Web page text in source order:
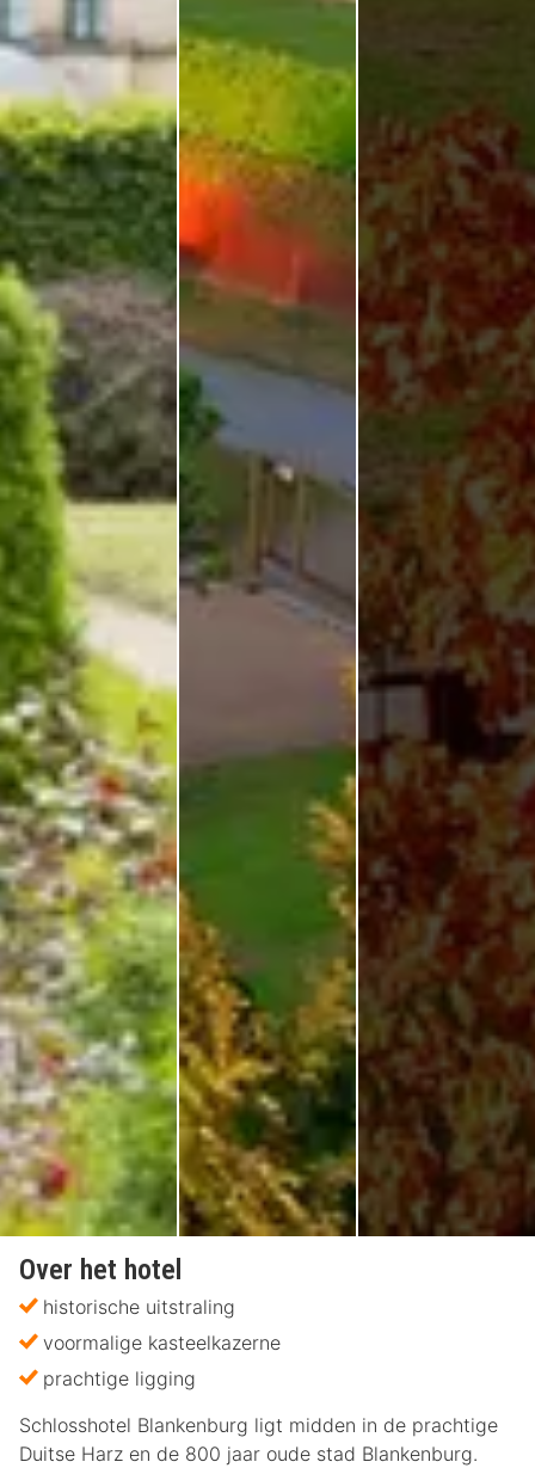
Over het hotel
historische uitstraling
voormalige kasteelkazerne
prachtige ligging
Schlosshotel Blankenburg ligt midden in de prachtige
Duitse Harz en de 800 jaar oude stad Blankenburg.